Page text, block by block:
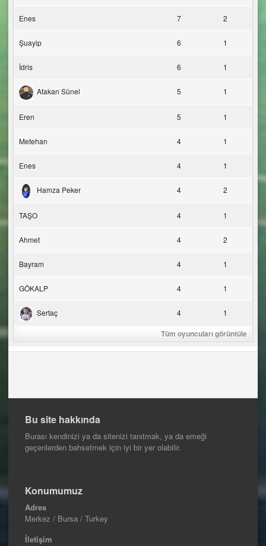
Enes 7 2
Şuayip 6 1
İdris 6 1
Atakan Sünel 5 1
Eren 5 1
Metehan 4 1
Enes 4 1
Hamza Peker 4 2
TAŞO 4 1
Ahmet 4 2
Bayram 4 1
GÖKALP 4 1
Sertaç 4 1
Tüm oyuncuları görüntüle
Bu site hakkında
Burası kendinizi ya da sitenizi tanıtmak, ya da emeği
geçenlerden bahsetmek için iyi bir yer olabilir.
Konumumuz
Adres
Merkez / Bursa / Turkey
İletişim